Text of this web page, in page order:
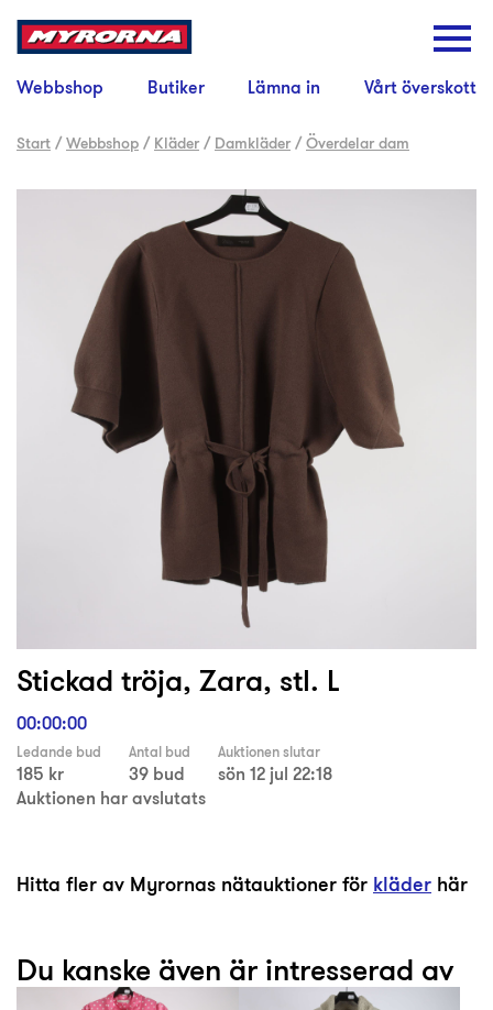
Webbshop Butiker Lämna in Vårt överskott
Start /Webbshop / Kläder / Damkläder /Överdelar dam
Stickad tröja, Zara, stl. L
00:00:00
Ledande bud
185 kr
Antal bud
39 bud
Auktionen slutar
sön 12 jul 22:18
Auktionen har avslutats
Hitta fler av Myrornas nätauktioner för kläder här
Du kanske även är intresserad av